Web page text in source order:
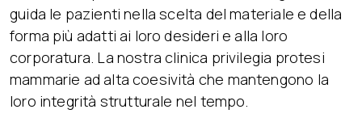
guida le pazienti nella scelta del materiale e della
forma più adatti ai loro desideri e alla loro
corporatura. La nostra clinica privilegia protesi
mammarie ad alta coesività che mantengono la
loro integrità strutturale nel tempo.